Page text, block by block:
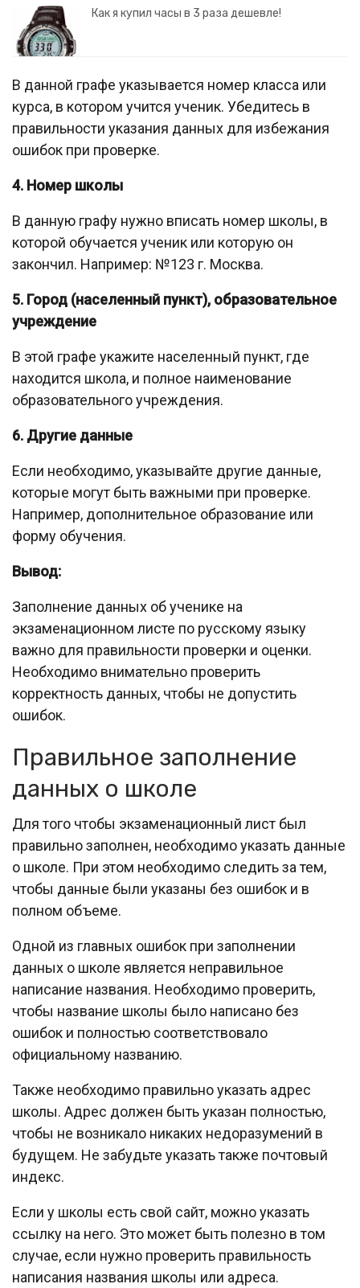
Как я купил часы в 3 раза дешевле!
В данной графе указывается номер класса или
курса, в котором учится ученик. Убедитесь в
правильности указания данных для избежания
ошибок при проверке.
4. Номер школы
В данную графу нужно вписать номер школы, в
которой обучается ученик или которую он
закончил. Например: №123 г. Москва.
5. Город (населенный пункт), образовательное
учреждение
В этой графе укажите населенный пункт, где
находится школа, и полное наименование
образовательного учреждения.
6. Другие данные
Если необходимо, указывайте другие данные,
которые могут быть важными при проверке.
Например, дополнительное образование или
форму обучения.
Вывод:
Заполнение данных об ученике на
экзаменационном листе по русскому языку
важно для правильности проверки и оценки.
Необходимо внимательно проверить
корректность данных, чтобы не допустить
ошибок.
Правильное заполнение
данных о школе
Для того чтобы экзаменационный лист был
правильно заполнен, необходимо указать данные
о школе. При этом необходимо следить за тем,
чтобы данные были указаны без ошибок и в
полном объеме.
Одной из главных ошибок при заполнении
данных о школе является неправильное
написание названия. Необходимо проверить,
чтобы название школы было написано без
ошибок и полностью соответствовало
официальному названию.
Также необходимо правильно указать адрес
школы. Адрес должен быть указан полностью,
чтобы не возникало никаких недоразумений в
будущем. Не забудьте указать также почтовый
индекс.
Если у школы есть свой сайт, можно указать
ссылку на него. Это может быть полезно в том
случае, если нужно проверить правильность
написания названия школы или адреса.